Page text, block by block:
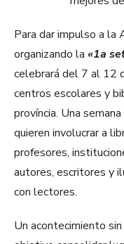
Para dar impulso a la
organizando la «1a
celebrará del 7 al 12
centros escolares y
província. Una
quieren involucrar a
profesores,
autores, escritores y
con lectores.
Un acontecimiento